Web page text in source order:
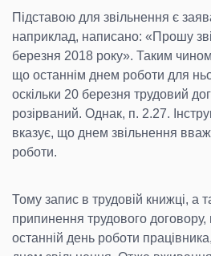
Підставою для звільнення є
наприклад, написано: «Прошу
березня 2018 року». Таким
що останнім днем роботи для
оскільки 20 березня трудовий
розірваний. Однак, п. 2.27.
вказує, що днем звільнення
роботи.
Тому запис в трудовій книжці, а
припинення трудового договору,
останній день роботи